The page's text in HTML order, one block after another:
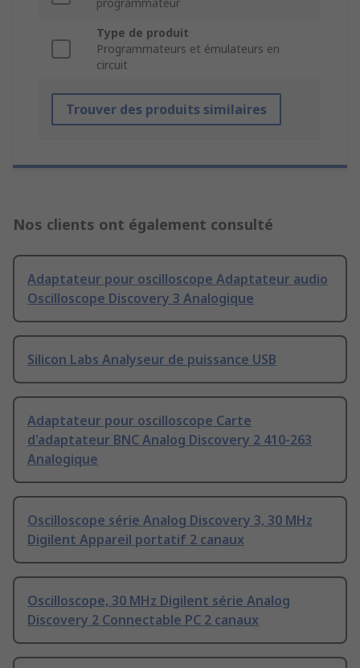
programmateur
Type de produit
Programmateurs et émulateurs en
circuit
Trouver des produits similaires
Nos clients ont également consulté
Adaptateur pour oscilloscope Adaptateur audio
Oscilloscope Discovery 3 Analogique
Silicon Labs Analyseur de puissance USB
Adaptateur pour oscilloscope Carte
d'adaptateur BNC Analog Discovery 2 410-263
Analogique
Oscilloscope série Analog Discovery 3, 30 MHz
Digilent Appareil portatif 2 canaux
Oscilloscope, 30 MHz Digilent série Analog
Discovery 2 Connectable PC 2 canaux